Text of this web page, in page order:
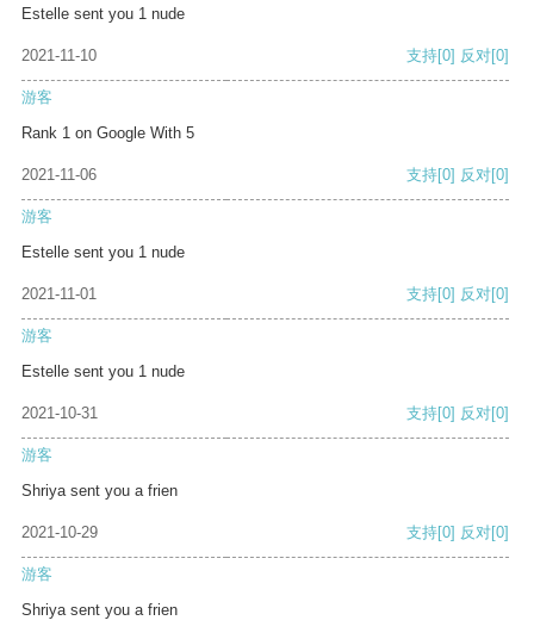
Estelle sent you 1 nude
2021-11-10 支持[0] 反对[0]
游客
Rank 1 on Google With 5
2021-11-06 支持[0] 反对[0]
游客
Estelle sent you 1 nude
2021-11-01 支持[0] 反对[0]
游客
Estelle sent you 1 nude
2021-10-31 支持[0] 反对[0]
游客
Shriya sent you a frien
2021-10-29 支持[0] 反对[0]
游客
Shriya sent you a frien